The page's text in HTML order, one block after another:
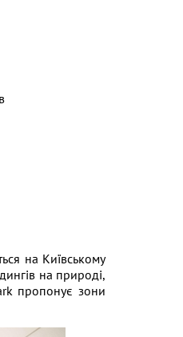
на Київському
на природі,
пропонує зони